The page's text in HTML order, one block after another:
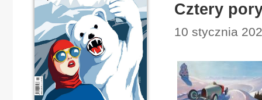
Cztery
10 stycznia